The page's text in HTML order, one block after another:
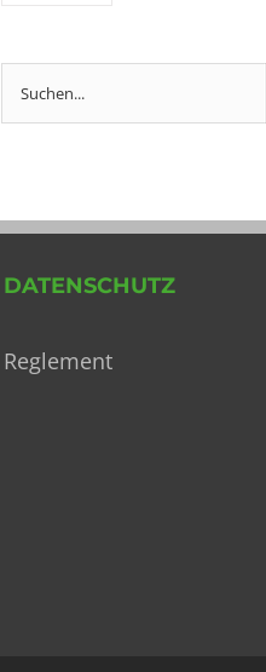
Suche
DATENSCHUTZ
Reglement